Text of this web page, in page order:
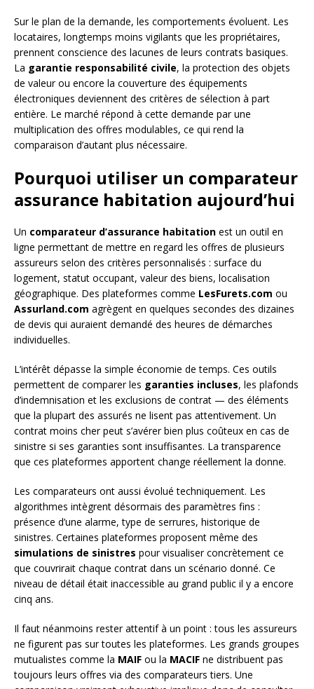
Sur le plan de la demande, les comportements évoluent. Les
locataires, longtemps moins vigilants que les propriétaires,
prennent conscience des lacunes de leurs contrats basiques.
La garantie responsabilité civile, la protection des objets
de valeur ou encore la couverture des équipements
électroniques deviennent des critères de sélection à part
entière. Le marché répond à cette demande par une
multiplication des offres modulables, ce qui rend la
comparaison d’autant plus nécessaire.
Pourquoi utiliser un comparateur
assurance habitation aujourd’hui
Un comparateur d’assurance habitation est un outil en
ligne permettant de mettre en regard les offres de plusieurs
assureurs selon des critères personnalisés : surface du
logement, statut occupant, valeur des biens, localisation
géographique. Des plateformes comme LesFurets.com ou
Assurland.com agrègent en quelques secondes des dizaines
de devis qui auraient demandé des heures de démarches
individuelles.
L’intérêt dépasse la simple économie de temps. Ces outils
permettent de comparer les garanties incluses, les plafonds
d’indemnisation et les exclusions de contrat — des éléments
que la plupart des assurés ne lisent pas attentivement. Un
contrat moins cher peut s’avérer bien plus coûteux en cas de
sinistre si ses garanties sont insuffisantes. La transparence
que ces plateformes apportent change réellement la donne.
Les comparateurs ont aussi évolué techniquement. Les
algorithmes intègrent désormais des paramètres fins :
présence d’une alarme, type de serrures, historique de
sinistres. Certaines plateformes proposent même des
simulations de sinistres pour visualiser concrètement ce
que couvrirait chaque contrat dans un scénario donné. Ce
niveau de détail était inaccessible au grand public il y a encore
cinq ans.
Il faut néanmoins rester attentif à un point : tous les assureurs
ne figurent pas sur toutes les plateformes. Les grands groupes
mutualistes comme la MAIF ou la MACIF ne distribuent pas
toujours leurs offres via des comparateurs tiers. Une